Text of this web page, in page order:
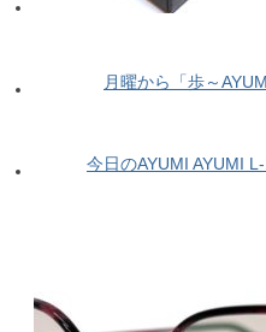
月曜から「歩～
今日のAYUMI AYUMI